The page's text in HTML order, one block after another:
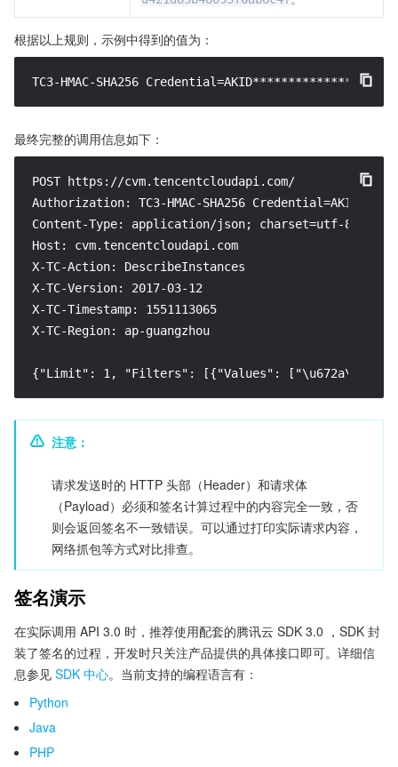
根据以上规则，示例中得到的值为：
TC3-HMAC-SHA256
最终完整的调用信息如下：
POST https://cvm.tencentcloudapi.com/
Authorization: TC3-HMAC-SHA256
Content-Type: application/json; charset=utf-8
Host: cvm.tencentcloudapi.com
X-TC-Action: DescribeInstances
X-TC-Version: 2017-03-12
X-TC-Timestamp: 1551113065
X-TC-Region: ap-guangzhou
{"Limit": 1, "Filters": [{"Values":
注意：
请求发送时的 HTTP 头部（Header）和请求体
（Payload）必须和签名计算过程中的内容完全一致，否
则会返回签名不一致错误。可以通过打印实际请求内容，
网络抓包等方式对比排查。
签名演示
在实际调用 API 3.0 时，推荐使用配套的腾讯云 SDK 3.0 ，SDK 封
装了签名的过程，开发时只关注产品提供的具体接口即可。详细信
息参见 SDK 中心。当前支持的编程语言有：
Python
Java
PHP